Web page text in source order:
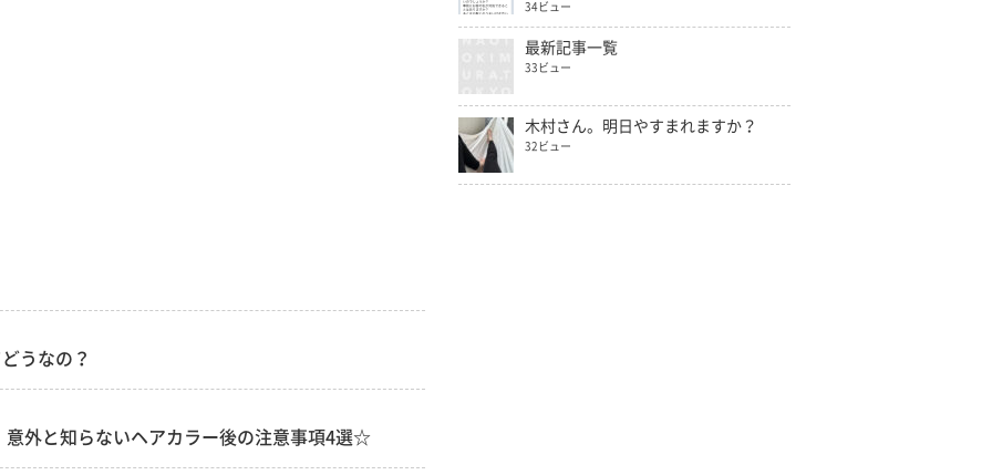
うなの？
意外と知らないヘアカラー後の注意事項4選☆
34ビュー
最新記事一覧
33ビュー
木村さん。明日やすまれますか？
32ビュー